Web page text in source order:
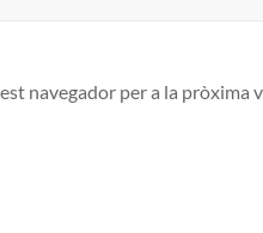
navegador per a la pròxima